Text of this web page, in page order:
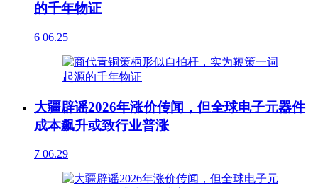
的千年物证
6 06.25
大疆辟谣2026年涨价传闻，但全球电子元器件
成本飙升或致行业普涨
7 06.29